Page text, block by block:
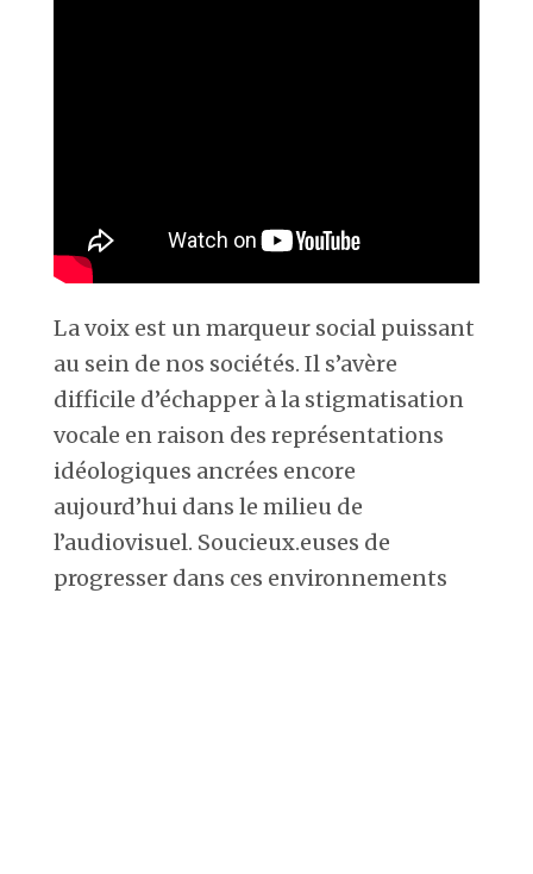
La voix est un marqueur social puissant
au sein de nos sociétés. Il s’avère
difficile d’échapper à la stigmatisation
vocale en raison des représentations
idéologiques ancrées encore
aujourd’hui dans le milieu de
l’audiovisuel. Soucieux.euses de
progresser dans ces environnements